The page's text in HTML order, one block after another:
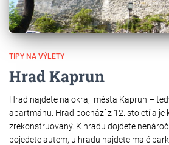
TIPY NA VÝLETY
Hrad Kaprun
Hrad najdete na okraji města Kaprun –
apartmánu. Hrad pochází z 12. století a je
zrekonstruovaný. K hradu dojdete
pojedete autem, u hradu najdete malé